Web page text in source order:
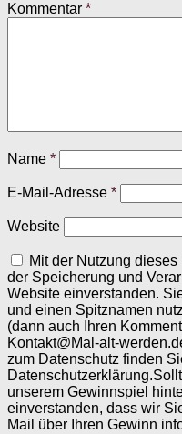
Kommentar *
Name *
E-Mail-Adresse *
Website
Mit der Nutzung
der Speicherung und
Website einverstanden.
und einen Spitznamen
(dann auch Ihren
Kontakt@Mal-alt-
zum Datenschutz finden
unserem Gewinnspiel
einverstanden, dass wir
Mail über Ihren Gewinn